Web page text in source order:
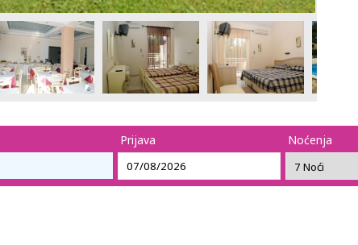
Prijava Noćenja